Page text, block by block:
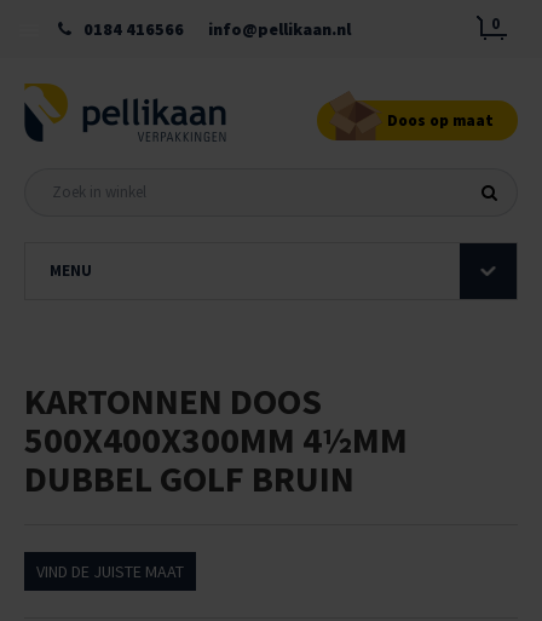
0184 416566 info@pellikaan.nl 0
Doos op maat
MENU
KARTONNEN DOOS
500X400X300MM 4½MM
DUBBEL GOLF BRUIN
VIND DE JUISTE MAAT